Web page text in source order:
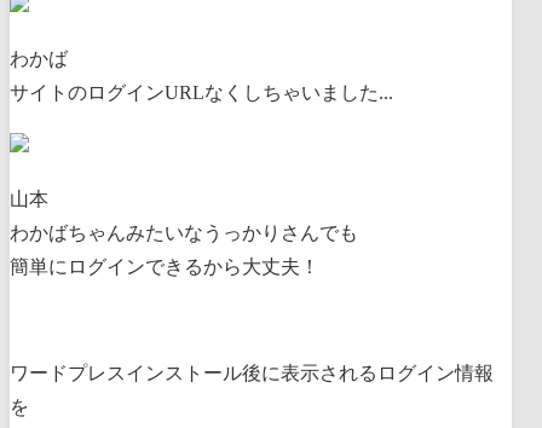
わかば
サイトのログインURLなくしちゃいました...
山本
わかばちゃんみたいなうっかりさんでも
簡単にログインできるから大丈夫！
ワードプレスインストール後に表示されるログイン情報
を